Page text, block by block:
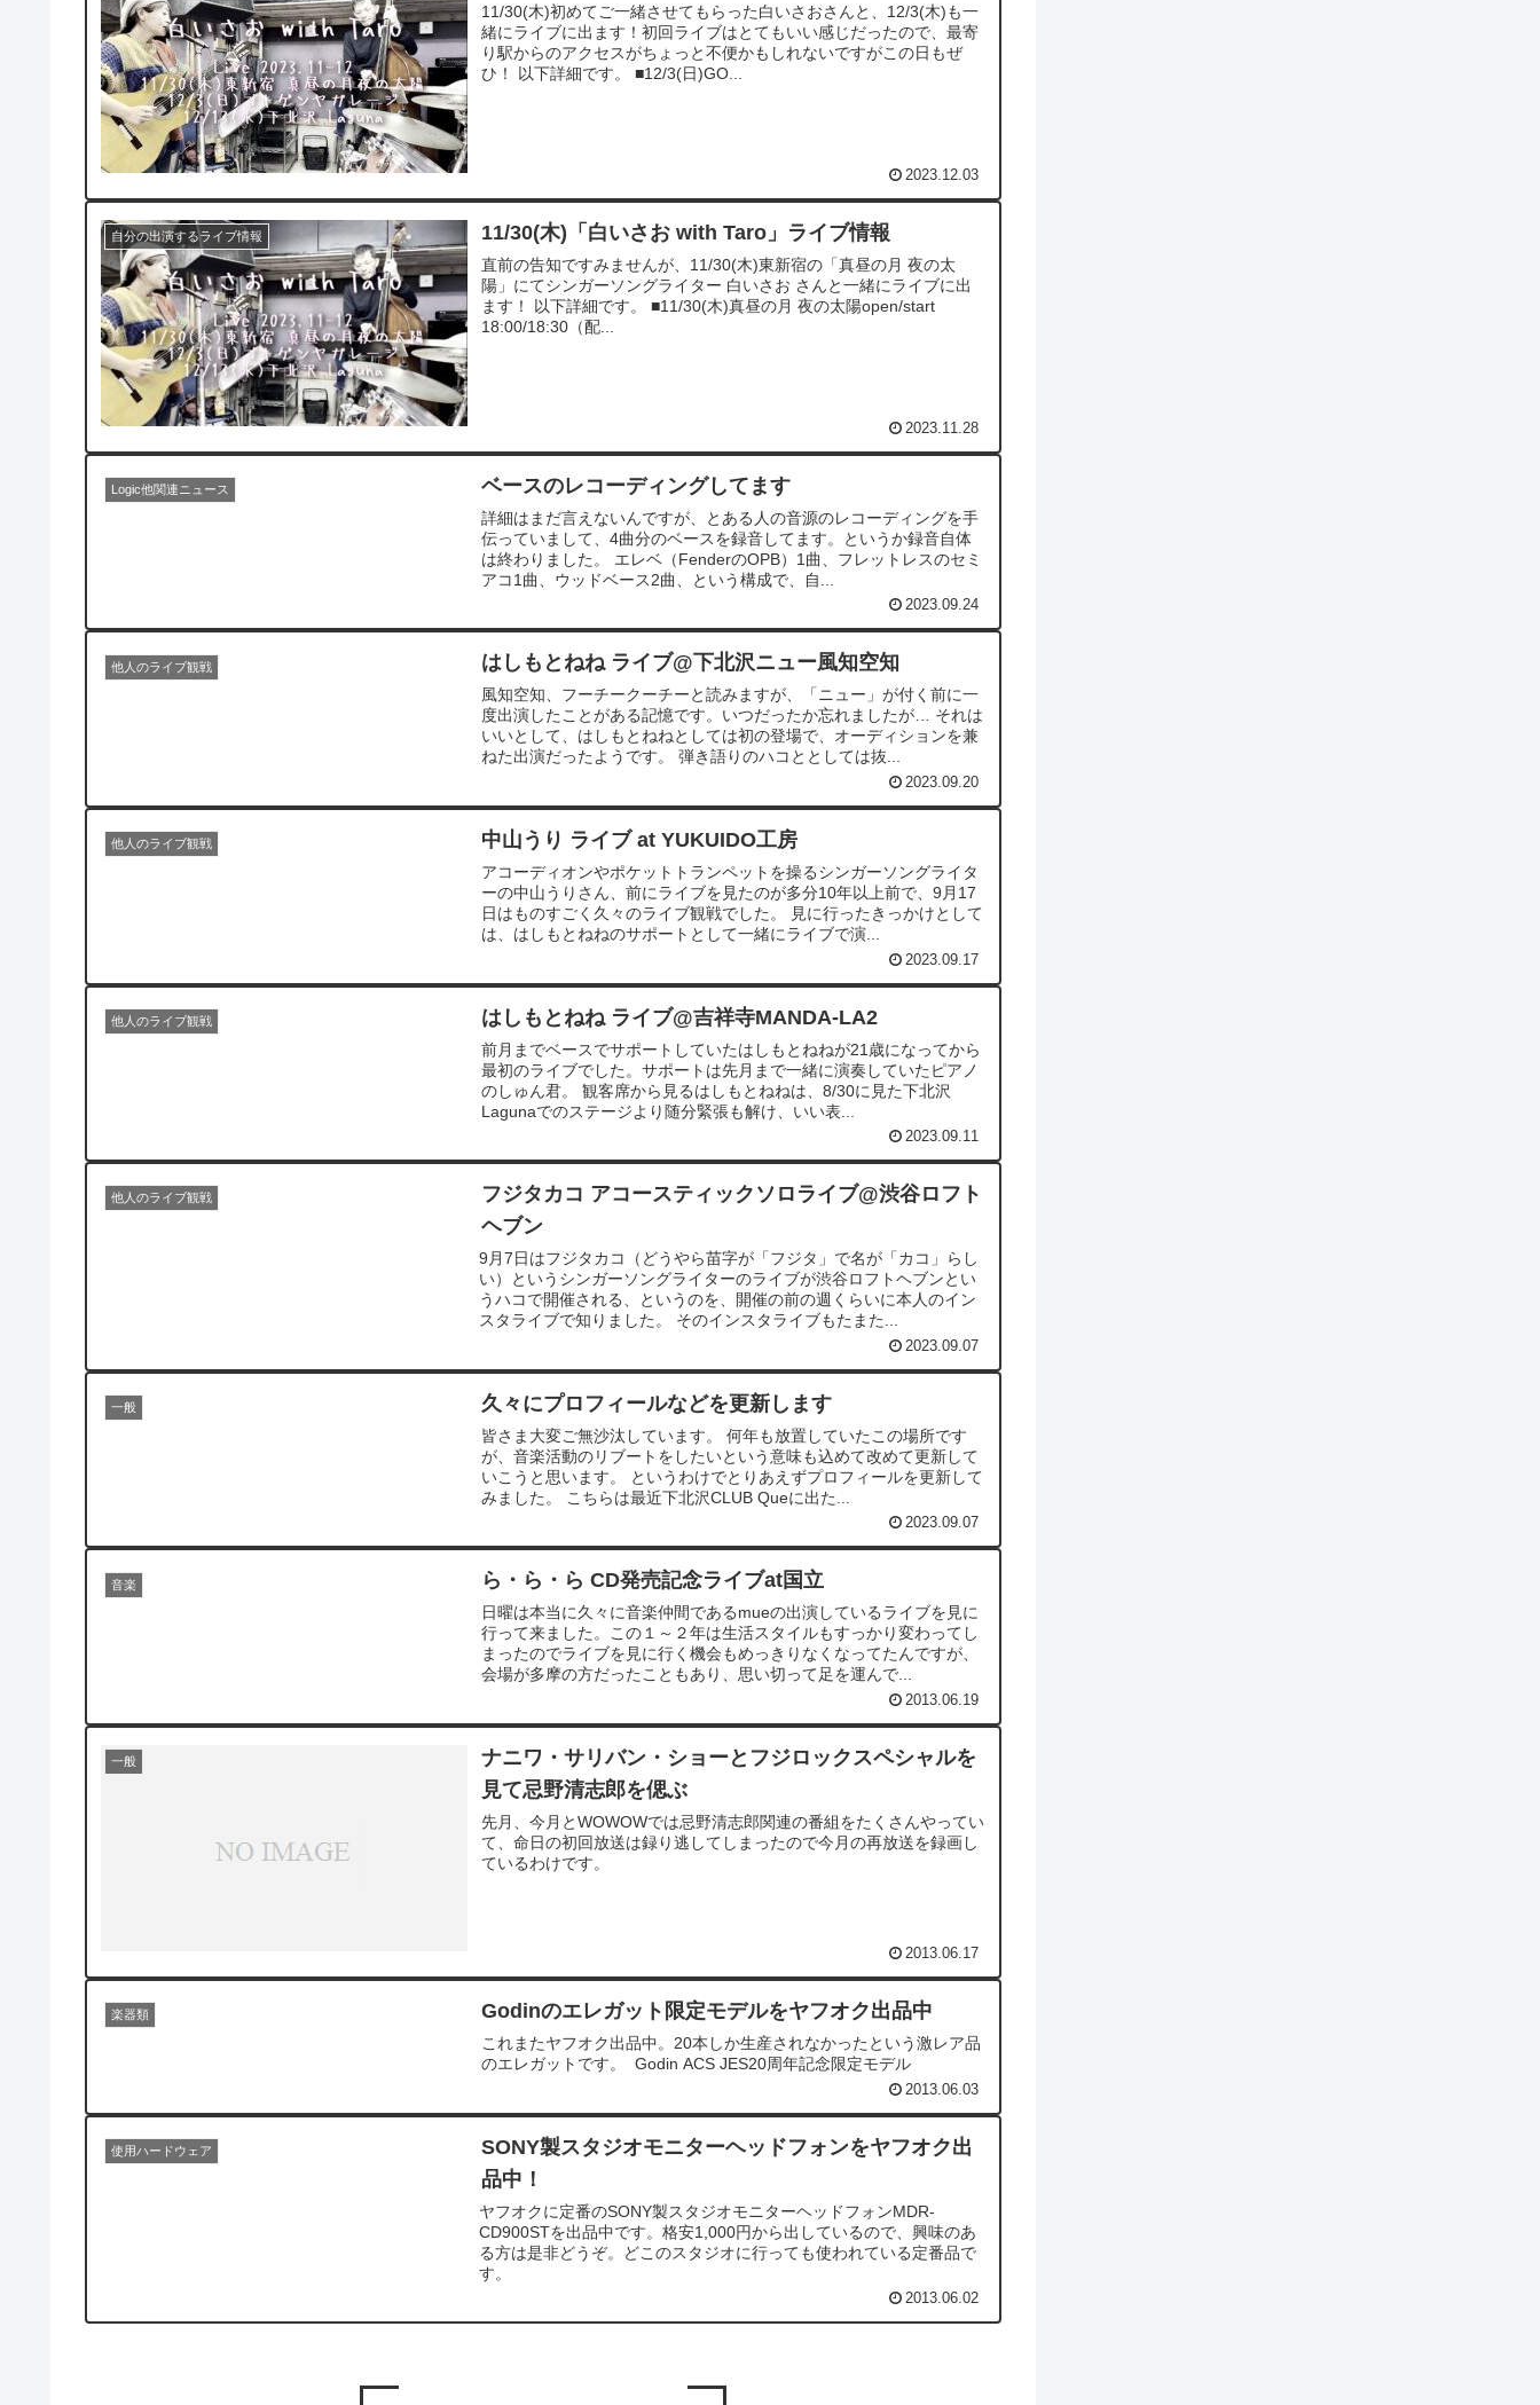
11/30(木)初めてご一緒させてもらった白いさおさんと、12/3(木)も一
緒にライブに出ます！初回ライブはとてもいい感じだったので、最寄
り駅からのアクセスがちょっと不便かもしれないですがこの日もぜ
ひ！ 以下詳細です。 ■12/3(日)GO...
2023.12.03
自分の出演するライブ情報 11/30(木)「白いさお with Taro」ライブ情報
直前の告知ですみませんが、11/30(木)東新宿の「真昼の月 夜の太
陽」にてシンガーソングライター 白いさお さんと一緒にライブに出
ます！ 以下詳細です。 ■11/30(木)真昼の月 夜の太陽open/start
18:00/18:30（配...
2023.11.28
Logic他関連ニュース ベースのレコーディングしてます
詳細はまだ言えないんですが、とある人の音源のレコーディングを手
伝っていまして、4曲分のベースを録音してます。というか録音自体
は終わりました。 エレベ（FenderのOPB）1曲、フレットレスのセミ
アコ1曲、ウッドベース2曲、という構成で、自...
2023.09.24
他人のライブ観戦 はしもとねね ライブ@下北沢ニュー風知空知
風知空知、フーチークーチーと読みますが、「ニュー」が付く前に一
度出演したことがある記憶です。いつだったか忘れましたが… それは
いいとして、はしもとねねとしては初の登場で、オーディションを兼
ねた出演だったようです。 弾き語りのハコととしては抜...
2023.09.20
他人のライブ観戦 中山うり ライブ at YUKUIDO工房
アコーディオンやポケットトランペットを操るシンガーソングライタ
ーの中山うりさん、前にライブを見たのが多分10年以上前で、9月17
日はものすごく久々のライブ観戦でした。 見に行ったきっかけとして
は、はしもとねねのサポートとして一緒にライブで演...
2023.09.17
他人のライブ観戦 はしもとねね ライブ@吉祥寺MANDA-LA2
前月までベースでサポートしていたはしもとねねが21歳になってから
最初のライブでした。サポートは先月まで一緒に演奏していたピアノ
のしゅん君。 観客席から見るはしもとねねは、8/30に見た下北沢
Lagunaでのステージより随分緊張も解け、いい表...
2023.09.11
他人のライブ観戦
フジタカコ アコースティックソロライブ@渋谷ロフト
ヘブン
9月7日はフジタカコ（どうやら苗字が「フジタ」で名が「カコ」らし
い）というシンガーソングライターのライブが渋谷ロフトヘブンとい
うハコで開催される、というのを、開催の前の週くらいに本人のイン
スタライブで知りました。 そのインスタライブもたまた...
2023.09.07
一般 久々にプロフィールなどを更新します
皆さま大変ご無沙汰しています。 何年も放置していたこの場所です
が、音楽活動のリブートをしたいという意味も込めて改めて更新して
いこうと思います。 というわけでとりあえずプロフィールを更新して
みました。 こちらは最近下北沢CLUB Queに出た...
2023.09.07
音楽 ら・ら・ら CD発売記念ライブat国立
日曜は本当に久々に音楽仲間であるmueの出演しているライブを見に
行って来ました。この１～２年は生活スタイルもすっかり変わってし
まったのでライブを見に行く機会もめっきりなくなってたんですが、
会場が多摩の方だったこともあり、思い切って足を運んで...
2013.06.19
一般
ナニワ・サリバン・ショーとフジロックスペシャルを
見て忌野清志郎を偲ぶ
先月、今月とWOWOWでは忌野清志郎関連の番組をたくさんやってい
て、命日の初回放送は録り逃してしまったので今月の再放送を録画し
ているわけです。
2013.06.17
楽器類 Godinのエレガット限定モデルをヤフオク出品中
これまたヤフオク出品中。20本しか生産されなかったという激レア品
のエレガットです。 Godin ACS JES20周年記念限定モデル
2013.06.03
使用ハードウェア
SONY製スタジオモニターヘッドフォンをヤフオク出
品中！
ヤフオクに定番のSONY製スタジオモニターヘッドフォンMDR-
CD900STを出品中です。格安1,000円から出しているので、興味のあ
る方は是非どうぞ。どこのスタジオに行っても使われている定番品で
す。
2013.06.02